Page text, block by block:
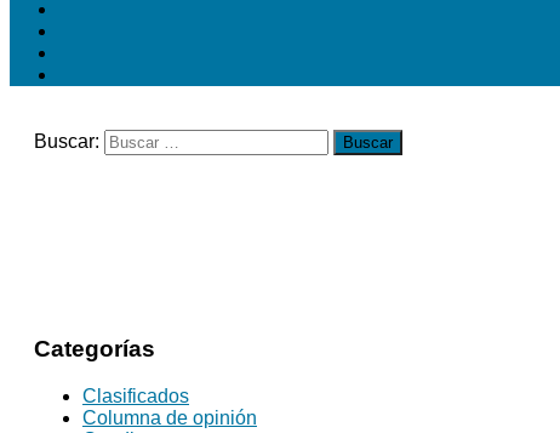
Buscar:
Categorías
Clasificados
Columna de opinión